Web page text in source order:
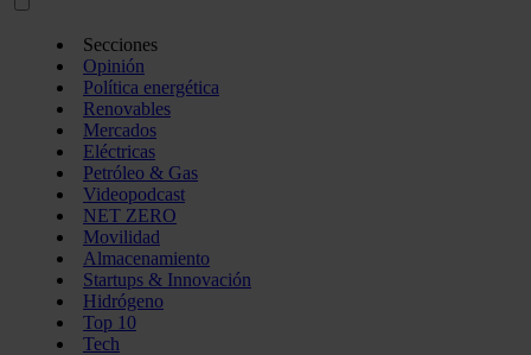
Secciones
Opinión
Política energética
Renovables
Mercados
Eléctricas
Petróleo & Gas
Videopodcast
NET ZERO
Movilidad
Almacenamiento
Startups & Innovación
Hidrógeno
Top 10
Tech